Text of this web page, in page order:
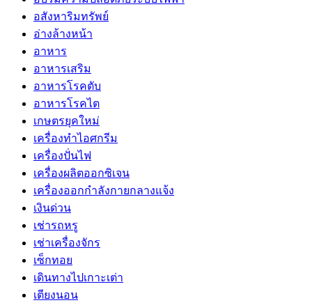
อสังหาริมทรัพย์
อ่างล้างหน้า
อาหาร
อาหารเสริม
อาหารโรคตับ
อาหารโรคไต
เกษตรยุคใหม่
เครื่องทำไอศกรีม
เครื่องปั่นไฟ
เครื่องผลิตออกซิเจน
เครื่องออกกำลังกายกลางแจ้ง
เงินด่วน
เช่ารถหรู
เช่าเครื่องจักร
เซ็กทอย
เดินทางไปเกาะเต่า
เตียงนอน